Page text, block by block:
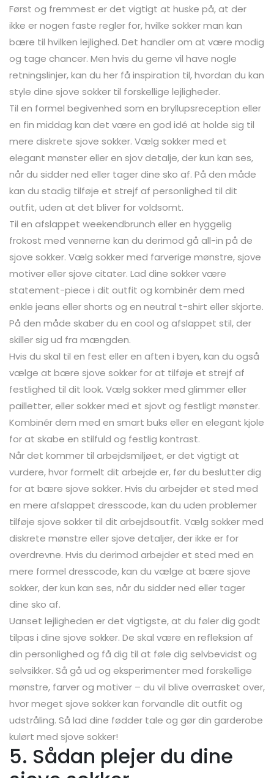
Først og fremmest er det vigtigt at huske på, at der
ikke er nogen faste regler for, hvilke sokker man kan
bære til hvilken lejlighed. Det handler om at være modig
og tage chancer. Men hvis du gerne vil have nogle
retningslinjer, kan du her få inspiration til, hvordan du kan
style dine sjove sokker til forskellige lejligheder.
Til en formel begivenhed som en bryllupsreception eller
en fin middag kan det være en god idé at holde sig til
mere diskrete sjove sokker. Vælg sokker med et
elegant mønster eller en sjov detalje, der kun kan ses,
når du sidder ned eller tager dine sko af. På den måde
kan du stadig tilføje et strejf af personlighed til dit
outfit, uden at det bliver for voldsomt.
Til en afslappet weekendbrunch eller en hyggelig
frokost med vennerne kan du derimod gå all-in på de
sjove sokker. Vælg sokker med farverige mønstre, sjove
motiver eller sjove citater. Lad dine sokker være
statement-piece i dit outfit og kombinér dem med
enkle jeans eller shorts og en neutral t-shirt eller skjorte.
På den måde skaber du en cool og afslappet stil, der
skiller sig ud fra mængden.
Hvis du skal til en fest eller en aften i byen, kan du også
vælge at bære sjove sokker for at tilføje et strejf af
festlighed til dit look. Vælg sokker med glimmer eller
pailletter, eller sokker med et sjovt og festligt mønster.
Kombinér dem med en smart buks eller en elegant kjole
for at skabe en stilfuld og festlig kontrast.
Når det kommer til arbejdsmiljøet, er det vigtigt at
vurdere, hvor formelt dit arbejde er, før du beslutter dig
for at bære sjove sokker. Hvis du arbejder et sted med
en mere afslappet dresscode, kan du uden problemer
tilføje sjove sokker til dit arbejdsoutfit. Vælg sokker med
diskrete mønstre eller sjove detaljer, der ikke er for
overdrevne. Hvis du derimod arbejder et sted med en
mere formel dresscode, kan du vælge at bære sjove
sokker, der kun kan ses, når du sidder ned eller tager
dine sko af.
Uanset lejligheden er det vigtigste, at du føler dig godt
tilpas i dine sjove sokker. De skal være en refleksion af
din personlighed og få dig til at føle dig selvbevidst og
selvsikker. Så gå ud og eksperimenter med forskellige
mønstre, farver og motiver – du vil blive overrasket over,
hvor meget sjove sokker kan forvandle dit outfit og
udstråling. Så lad dine fødder tale og gør din garderobe
kulørt med sjove sokker!
5. Sådan plejer du dine